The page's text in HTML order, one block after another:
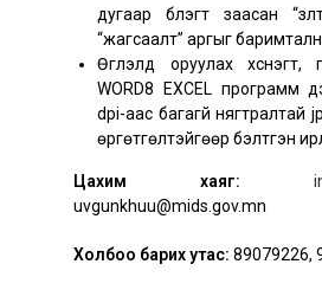
дугаар бүлэгт заасан
“жагсаалт” аргыг
Өгүүлэлд оруулах
WORD8 EXCEL программ
dpi-аас багагүй нягтралтай
өргөтгөлтэйгөөр бэлтгэн
Цахим хаяг:
uvgunkhuu@mids.gov.mn
Холбоо барих утас: 89079226,